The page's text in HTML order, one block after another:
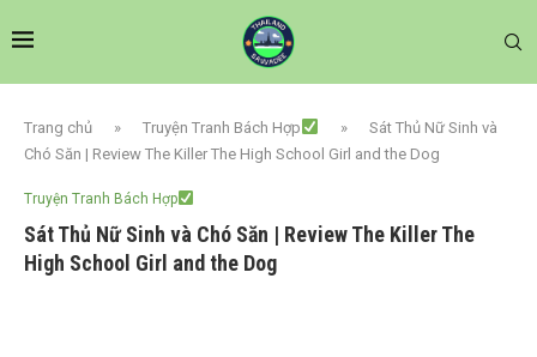
Trang chủ » Truyện Tranh Bách Hợp »
Sát Thủ Nữ Sinh và
Chó Săn | Review The Killer The High School Girl and the Dog
Truyện Tranh Bách Hợp
Sát Thủ Nữ Sinh và Chó Săn | Review The Killer The
High School Girl and the Dog